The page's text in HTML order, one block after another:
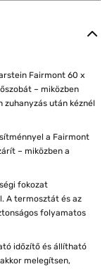
Fairmont 60 x
– miközben
után kéznél
a Fairmont
– miközben a
fokozat
A termosztát és az
folyamatos
időzítő és állítható
melegítsen,